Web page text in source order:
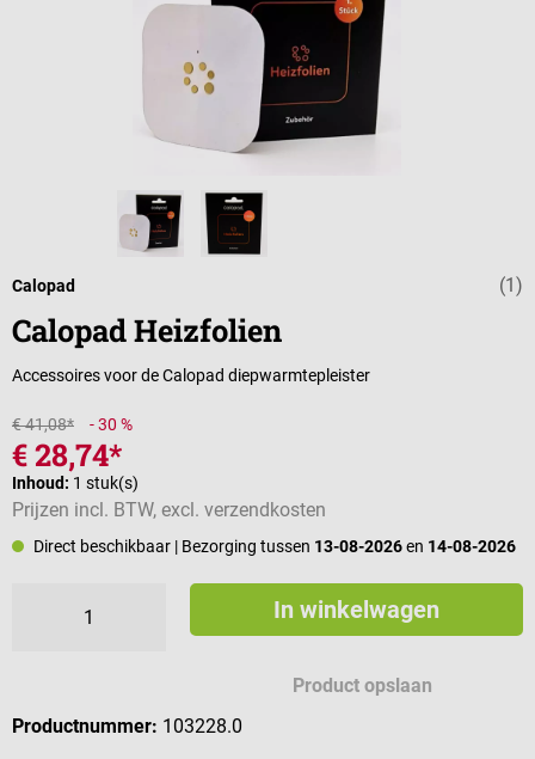
Gemiddelde
(1)
Calopad
Calopad Heizfolien
Accessoires voor de Calopad diepwarmtepleister
€ 41,08* - 30 %
€ 28,74*
Inhoud: 1 stuk(s)
Prijzen incl. BTW, excl. verzendkosten
Direct beschikbaar | Bezorging tussen 13-08-2026en 14-08-2026
In winkelwagen
Product opslaan
Productnummer: 103228.0